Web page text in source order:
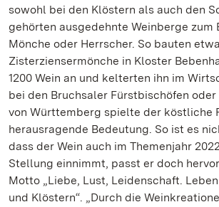
sowohl bei den Klöstern als auch den
gehörten ausgedehnte Weinberge zum
Mönche oder Herrscher. So bauten
Zisterziensermönche in Kloster
1200 Wein an und kelterten ihn im
bei den Bruchsaler Fürstbischöfen oder
von Württemberg spielte der köstliche
herausragende Bedeutung. So ist es
dass der Wein auch im Themenjahr
Stellung einnimmt, passt er doch
Motto „Liebe, Lust, Leidenschaft.
und Klöstern“. „Durch die